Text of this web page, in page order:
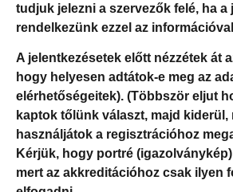
tudjuk jelezni a szervezők felé, ha a
rendelkezünk ezzel az
A jelentkezésetek előtt nézzétek át
hogy helyesen adtátok-e meg az
elérhetőségeitek). (Többször eljut
kaptok tőlünk választ, majd kiderül,
használjátok a regisztrációhoz
Kérjük, hogy portré
mert az akkreditációhoz csak ilyen